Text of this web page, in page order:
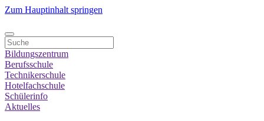
Zum Hauptinhalt springen
Bildungszentrum
Berufsschule
Technikerschule
Hotelfachschule
Schülerinfo
Aktuelles